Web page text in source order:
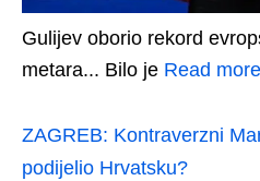
Gulijev oborio rekord
metara... Bilo je Read more
ZAGREB: Kontraverzni
podijelio Hrvatsku?